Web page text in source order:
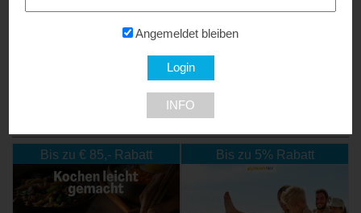
Bis zu € 85,- Rabatt Bis zu 5% Rabatt
Angemeldet bleiben
INFO